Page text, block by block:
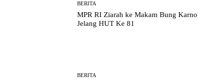
BERITA
MPR RI Ziarah ke Makam Bung Karno
Jelang HUT Ke 81
BERITA